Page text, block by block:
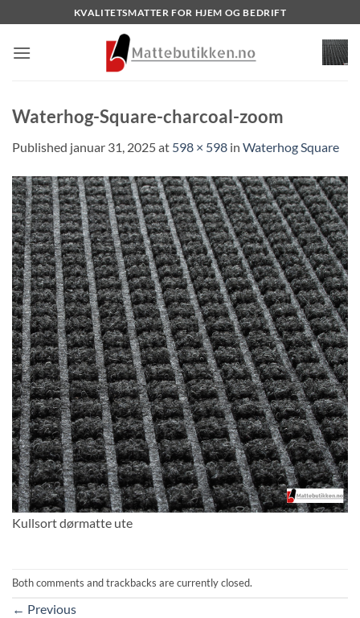
to
content
KVALITETSMATTER FOR HJEM OG BEDRIFT
Waterhog-Square-charcoal-zoom
Published januar 31, 2025at 598 × 598 in Waterhog Square
Kullsort dørmatte ute
Both comments and trackbacks are currently closed.
← Previous